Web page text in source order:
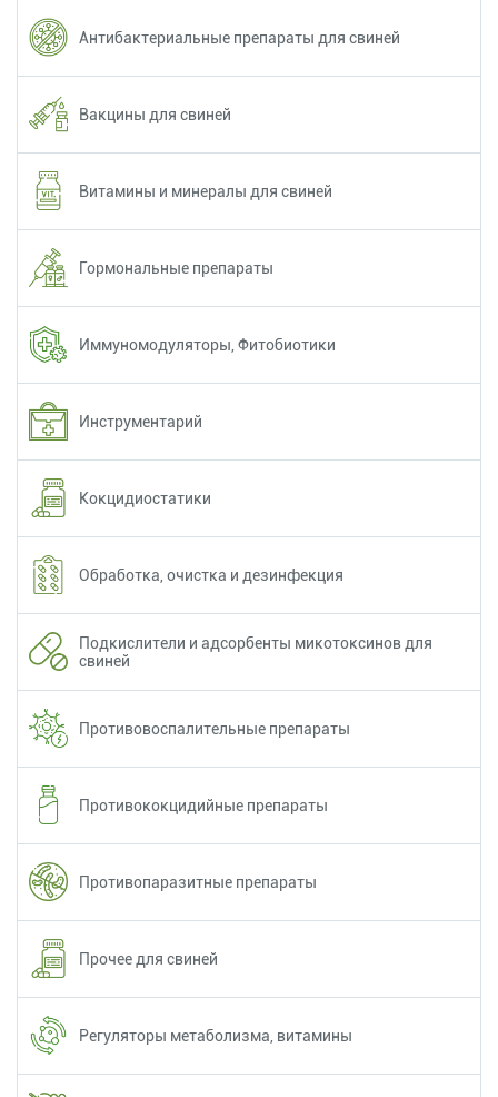
Антибактериальные препараты для свиней
Вакцины для свиней
Витамины и минералы для свиней
Гормональные препараты
Иммуномодуляторы, Фитобиотики
Инструментарий
Кокцидиостатики
Обработка, очистка и дезинфекция
Подкислители и адсорбенты микотоксинов для
свиней
Противовоспалительные препараты
Противококцидийные препараты
Противопаразитные препараты
Прочее для свиней
Регуляторы метаболизма, витамины